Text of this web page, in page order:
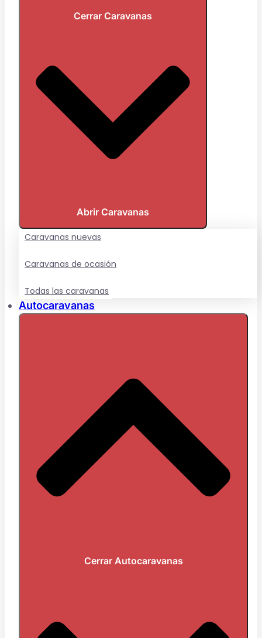
Cerrar Caravanas
Abrir Caravanas
Caravanas nuevas
Caravanas de ocasión
Todas las caravanas
Autocaravanas
Cerrar Autocaravanas